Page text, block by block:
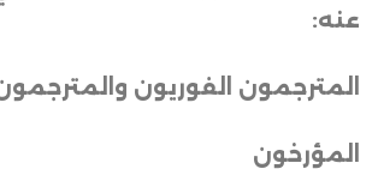
عنه:
المترجمون الفوريون
المؤرخون